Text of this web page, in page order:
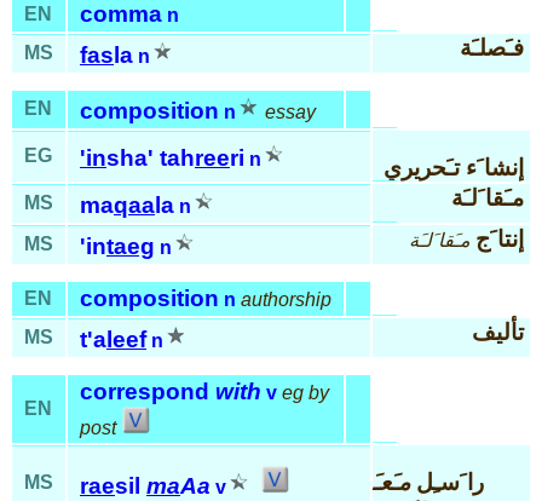
EN comma n
MS
fas la n فـَصلـَة
EN composition n essay
EG 'insha' tahreeri n إنشا َء تـَحريري
MS maqaa la n مـَقا َلـَة
MS 'intaeg n إنتا َج مـَقا َلـَة
EN composition n authorship
MS
t'a leef n تأليف
EN
correspond with v eg by
post
MS raesil maAa v را َسـِلمـَعـَ